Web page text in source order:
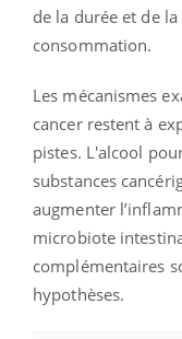
de la durée et de
consommation.
Les mécanismes
cancer restent à
pistes. L'alcool
substances
augmenter
microbiote
complémentaires
hypothèses.